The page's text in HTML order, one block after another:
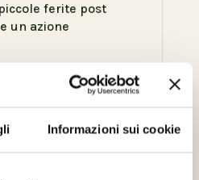
Informazioni sui cookie
ferite post
un azione
CREAM-